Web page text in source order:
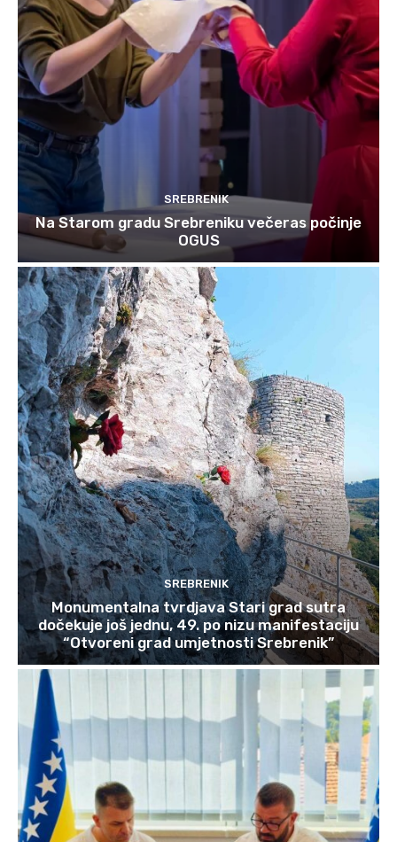
SREBRENIK
Na Starom gradu Srebreniku večeras počinje
OGUS
SREBRENIK
Monumentalna tvrdjava Stari grad sutra
dočekuje još jednu, 49. po nizu manifestaciju
“Otvoreni grad umjetnosti Srebrenik”